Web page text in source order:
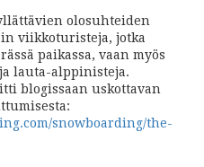
olosuhteiden
viikkoturisteja, jotka
paikassa, vaan myös
lauta-alppinisteja.
blogissaan uskottavan
snowboarding/the-